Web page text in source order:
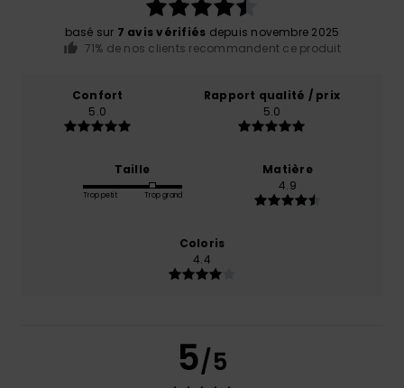
basé sur 7 avis vérifiés depuis novembre 2025
71% de nos clients recommandent ce produit
Confort
5.0
Rapport qualité / prix
5.0
Taille
Trop petit Trop grand
Matière
4.9
Coloris
4.4
5/5